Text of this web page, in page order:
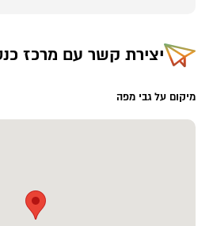
יצירת קשר עם מרכז
מיקום על גבי מפה